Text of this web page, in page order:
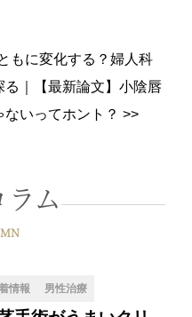
もに変化する？婦人科
る
【最新論文】小陰唇
いってホント？ >>
ム
情報 男性治療